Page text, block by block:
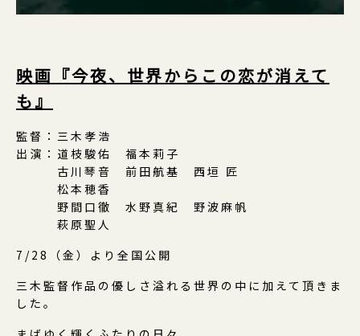
映画『今夜、世界からこの恋が消えて
も』
監督：三木孝浩
出演：道枝駿佑 福本莉子
古川琴音 前田航基 西垣 匠
松本穂香
野間口徹 水野真紀 野波麻帆
萩原聖人
7/28（金）より全国公開
三木監督作品の優しさ溢れる世界の中に加えて頂きま
した。